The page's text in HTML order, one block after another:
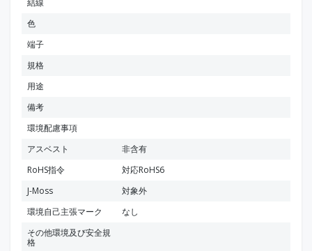
色
端子
規格
用途
備考
環境配慮事項
アスベスト
非含有
RoHS指令
対応RoHS6
J-Moss
対象外
環境自己主張マーク
なし
その他環境及び安全規
格